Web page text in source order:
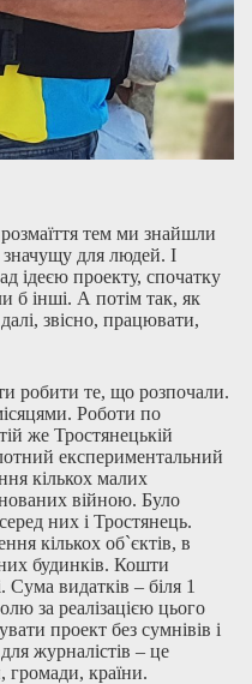
тем ми знайшли
значущу для людей. І
ідеєю проекту, спочатку
б інші. А потім так, як
звісно, працювати,
робити те, що розпочали.
Роботи по
же Тростянецькій
експериментальний
кількох малих
війною. Було
них і Тростянець.
кількох об`єктів, в
будинків. Кошти
видатків – біля 1
за реалізацією цього
проект без сумнівів і
журналістів – це
громади, країни.